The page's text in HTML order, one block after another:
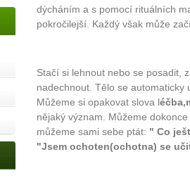
dýcháním a s pomocí rituálních
pokročilejší. Každý však může
Stačí si lehnout nebo se posadit,
nadechnout. Tělo se
Můžeme si opakovat slova l
nějaký význam. Můžeme
můžeme sami sebe ptát: " Co
"Jsem ochoten(ochotna) se